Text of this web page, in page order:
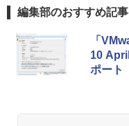
生
￥
ン
週
ク
編集部のおすすめ記事
「
10
ポート